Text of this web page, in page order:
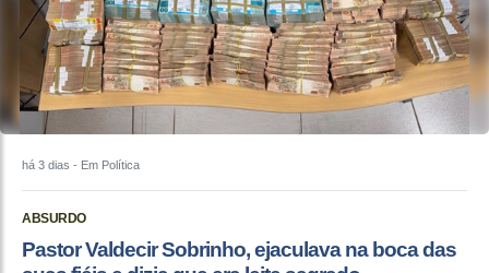
há 3 dias - Em Política
ABSURDO
Pastor Valdecir Sobrinho, ejaculava na boca das